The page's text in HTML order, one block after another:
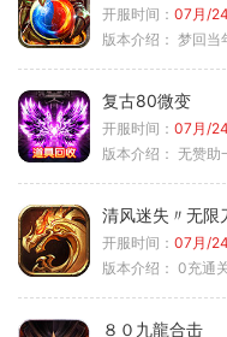
开服时间： 07月/
版本介绍： 梦回当
复古80微变
开服时间： 07月/
版本介绍： 无赞助
清风迷失〃无限
开服时间： 07月/
版本介绍： 0充通
８０九龍合击